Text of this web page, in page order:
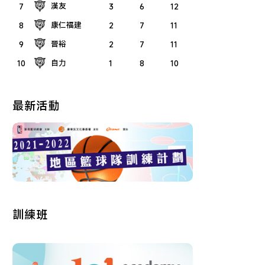
7
漢友 3 6
12
8
康仁福建 2 7
11
9
晉裕 2 7
11
10
自力 1 8 10
最新活動
訓練班